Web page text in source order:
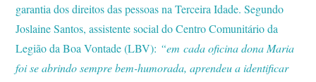
garantia dos direitos das pessoas na Terceira Idade. Segundo
Joslaine Santos, assistente social do Centro Comunitário da
Legião da Boa Vontade (LBV): “em cada oficina dona Maria
foi se abrindo sempre bem-humorada, aprendeu a identificar